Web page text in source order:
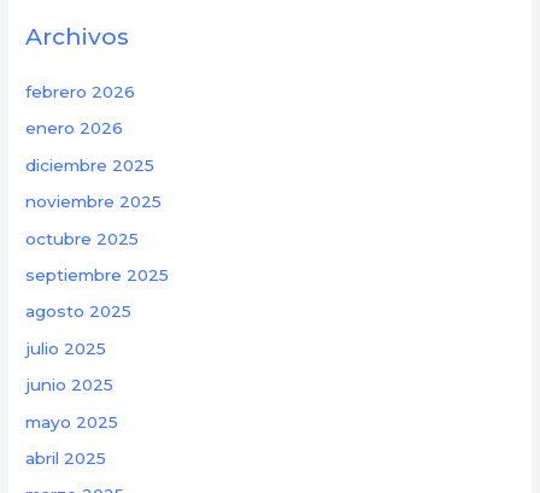
Archivos
febrero 2026
enero 2026
diciembre 2025
noviembre 2025
octubre 2025
septiembre 2025
agosto 2025
julio 2025
junio 2025
mayo 2025
abril 2025